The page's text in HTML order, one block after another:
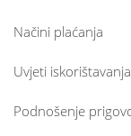
Načini plaćanja
Uvjeti
Podnošenje